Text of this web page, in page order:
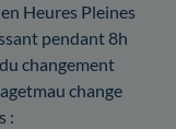
Heures Pleines
pendant 8h
changement
change
: